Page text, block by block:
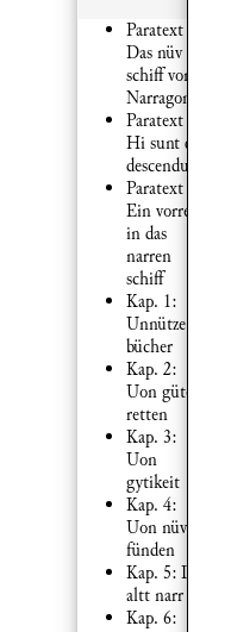
Paratext 1:
Das nüv
schiff von
Narragonia
Paratext 2:
Hi sunt qui
descendunt
Paratext 6:
Ein vorred
in das
narren
schiff
Kap. 1:
Unnütze
bücher
Kap. 2:
Uon güten
retten
Kap. 3:
Uon
gytikeit
Kap. 4:
Uon nüven
fünden
Kap. 5: Der
altt narr
Kap. 6: